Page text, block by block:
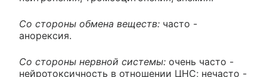
Со стороны обмена веществ: часто -
анорексия.
Со стороны нервной системы: очень часто -
нейротоксичность в отношении ЦНС; нечасто -